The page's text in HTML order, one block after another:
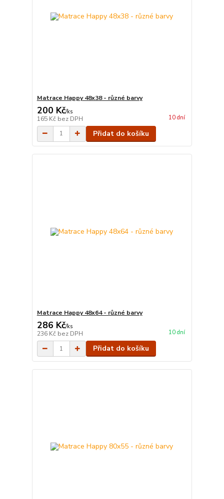
Matrace Happy 48x38 - různé barvy
200 Kč/ks
165 Kč bez DPH 10 dní
Přidat do košíku
Matrace Happy 48x64 - různé barvy
286 Kč/ks
236 Kč bez DPH 10 dní
Přidat do košíku